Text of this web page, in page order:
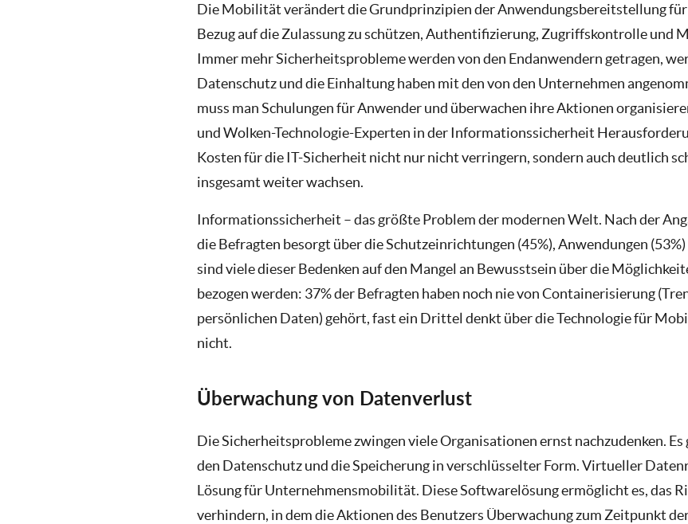
Die Mobilität verändert die Grundprinzipien der Anwendungsbereitstellung
Bezug auf die Zulassung zu schützen, Authentifizierung, Zugriffskontrolle und
Immer mehr Sicherheitsprobleme werden von den Endanwendern getragen,
Datenschutz und die Einhaltung haben mit den von den Unternehmen
muss man Schulungen für Anwender und überwachen ihre Aktionen
und Wolken-Technologie-Experten in der Informationssicherheit
Kosten für die IT-Sicherheit nicht nur nicht verringern, sondern auch deutlich
insgesamt weiter wachsen.
Informationssicherheit – das größte Problem der modernen Welt. Nach der
die Befragten besorgt über die Schutzeinrichtungen (45%), Anwendungen
sind viele dieser Bedenken auf den Mangel an Bewusstsein über die
bezogen werden: 37% der Befragten haben noch nie von Containerisierung
persönlichen Daten) gehört, fast ein Drittel denkt über die Technologie für
nicht.
Überwachung von Datenverlust
Die Sicherheitsprobleme zwingen viele Organisationen ernst nachzudenken.
den Datenschutz und die Speicherung in verschlüsselter Form. Virtueller
Lösung für Unternehmensmobilität. Diese Softwarelösung ermöglicht es, das
verhindern, in dem die Aktionen des Benutzers Überwachung zum Zeitpunkt